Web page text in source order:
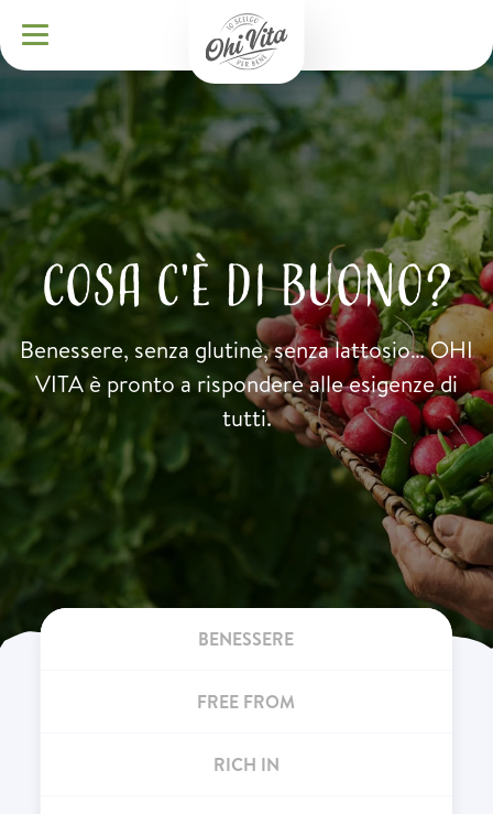
COSA C'È DI BUONO?
Benessere, senza glutine, senza lattosio… OHI
VITA è pronto a rispondere alle esigenze di
tutti.
BENESSERE
FREE FROM
RICH IN